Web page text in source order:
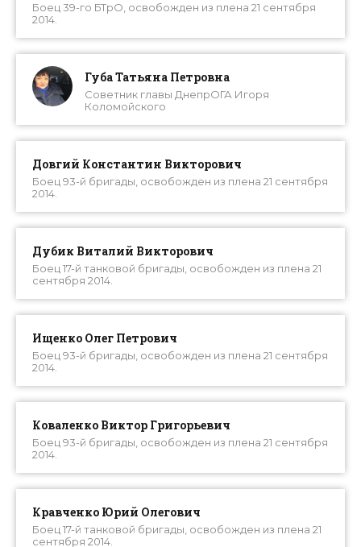
Боец 39-го БТрО, освобожден из плена 21 сентября
2014.
Губа Татьяна Петровна
Советник главы ДнепрОГА Игоря
Коломойского
Довгий Константин Викторович
Боец 93-й бригады, освобожден из плена 21 сентября
2014.
Дубик Виталий Викторович
Боец 17-й танковой бригады, освобожден из плена 21
сентября 2014.
Ищенко Олег Петрович
Боец 93-й бригады, освобожден из плена 21 сентября
2014.
Коваленко Виктор Григорьевич
Боец 93-й бригады, освобожден из плена 21 сентября
2014.
Кравченко Юрий Олегович
Боец 17-й танковой бригады, освобожден из плена 21
сентября 2014.